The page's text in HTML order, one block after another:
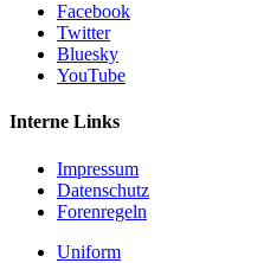
Facebook
Twitter
Bluesky
YouTube
Interne Links
Impressum
Datenschutz
Forenregeln
Uniform